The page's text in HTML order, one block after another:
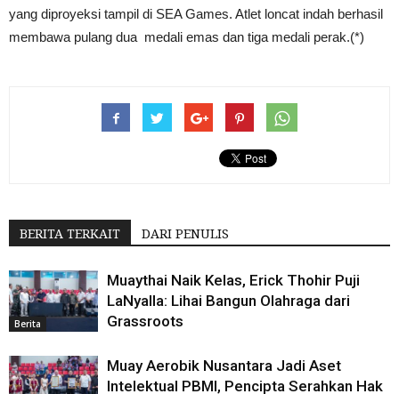
yang diproyeksi tampil di SEA Games. Atlet loncat indah berhasil
membawa pulang dua medali emas dan tiga medali perak.(*)
BERITA TERKAIT DARI PENULIS
Berita
Muaythai Naik Kelas, Erick Thohir Puji
LaNyalla: Lihai Bangun Olahraga dari
Grassroots
Muay Aerobik Nusantara Jadi Aset
Intelektual PBMI, Pencipta Serahkan Hak